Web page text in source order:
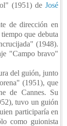
(1951) de José
de dirección en
que debuta
(1948).
"Campo bravo"
del guión, junto
(1951), que
de Cannes. Su
tuvo un guión
participaría en
como guionista